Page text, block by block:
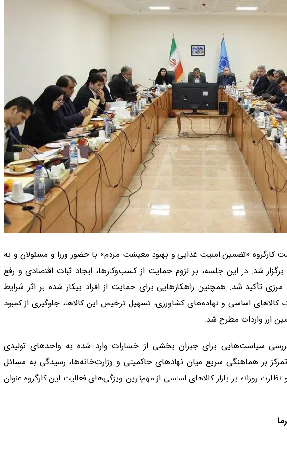
کارگروه «تضمین امنیت غذایی و بهبود معیشت مردم» با حضور وزرا و مسئولان و به
شد. در این جلسه، بر لزوم حمایت از کسب‌وکارها، ایجاد ثبات اقتصادی و رفع
تأکید شد. همچنین راهکارهایی برای حمایت از افراد بیکار شده بر اثر شرایط
کالاهای اساسی و نهاده‌های کشاورزی، تسهیل ترخیص این کالاها، جلوگیری از کمبود
ارز واردات مطرح شد.
بررسی سیاست‌هایی برای جبران بخشی از خسارات وارد شده به واحدهای تولیدی
بر هماهنگی سریع میان نهادهای حاکمیتی و وزارت‌خانه‌ها، رسیدگی به مسائل
روزانه بر بازار کالاهای اساسی از مهم‌ترین ویژگی‌های فعالیت این کارگروه عنوان